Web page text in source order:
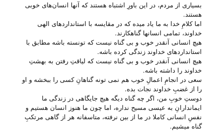
بسیاری از مردم، در این باورِ اشتباه هستند که آنها انسان‌های خوبی
هستند.
اما کلامِ خدا به ما یاد میده که در مقایسه با استاندارد‌های الهی
خداوند، تمامی انسانها گناهکارند.
هیچ انسانی آنقدر خوب و بی‌ گناه نیست که تونسته باشه مطابق با
استاندارد‌های خداوند زندگی کرده باشه.
هیچ انسانی آنقدر خوب و بی‌ گناه نیست که لیاقتِ رفتن به بهشتِ
خداوند را داشته باشه.
سعی در انجامِ اعمالِ خوب هم نمی تونه گناهانِ کسی را ببخشه و او
را از غضبِ خداوند نجات بده.
دوستِ خوبِ من، اگر چه گناه دیگه هیچ جایگاهی در زندگی ما
ایماندارانِ به عیسی مسیح نداره، اما چون ما هنوز انسان هستیم و
نفسِ انسانی کاملا در ما از بین نرفته، متاسفانه هر از گاهی مرتکبِ
گناه میشیم.